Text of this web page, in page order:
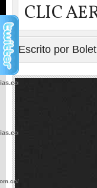
CLIC
Escrito por
wp-
wp-
wp-